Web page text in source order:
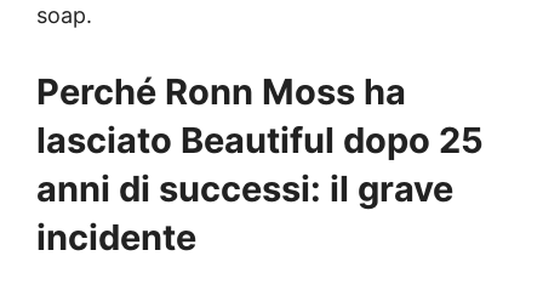
soap.
Perché Ronn Moss ha
lasciato Beautiful dopo 25
anni di successi: il grave
incidente